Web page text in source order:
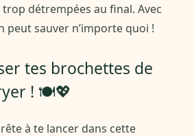
détrempées au final. Avec
peut sauver n’importe quoi !
tes brochettes de
! 🍽️💖
à te lancer dans cette